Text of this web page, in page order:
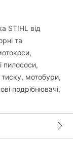
STIHL від
та
пилососи,
тиску, мотобури,
подрібнювачі,